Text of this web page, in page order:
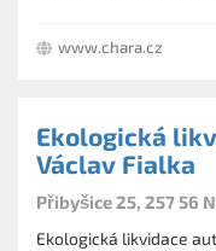
www.chara.cz
Ekologická
Václav Fialka
Přibyšice 25, 257 56
Ekologická likvidace